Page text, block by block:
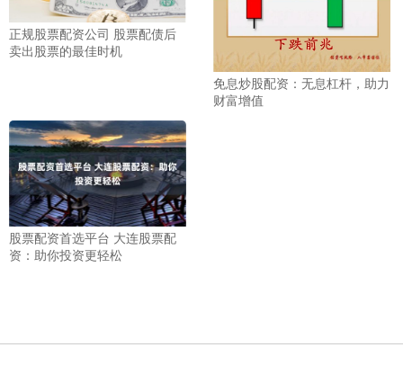
正规股票配资公司 股票配债后
卖出股票的最佳时机
免息炒股配资：无息杠杆，助力
财富增值
股票配资首选平台 大连股票配
资：助你投资更轻松